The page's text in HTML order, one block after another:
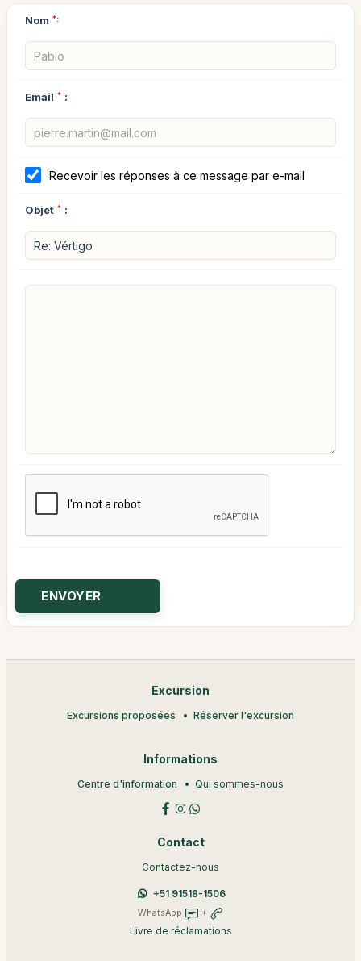
Nom *:
Email * :
Recevoir les réponses à ce message par e-mail
Objet * :
Excursion
Excursions proposées Réserver l'excursion
Informations
Centre d'information Qui sommes-nous
Contact
Contactez-nous
+51 91518-1506
WhatsApp +
Livre de réclamations